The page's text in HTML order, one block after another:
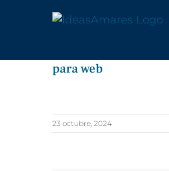
para web
23 octubre, 2024